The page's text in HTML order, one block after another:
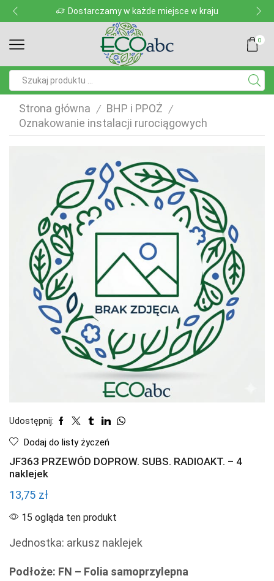
Dostarczamy w każde miejsce w kraju
0
Strona główna / BHP i PPOŻ /
Oznakowanie instalacji rurociągowych
Udostępnij:
Dodaj do listy życzeń
JF363 PRZEWÓD DOPROW. SUBS. RADIOAKT. – 4
naklejek
13,75 zł
15 ogląda ten produkt
Jednostka: arkusz naklejek
Podłoże: FN – Folia samoprzylepna